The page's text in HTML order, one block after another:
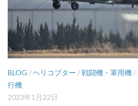
BLOG /ヘリコプター /戦闘機・軍用機 /
行機
2023年1月22日